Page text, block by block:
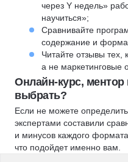
через Y недель»
научиться»;
Сравнивайте
содержание и
Читайте отзывы тех,
а не маркетинговые
Онлайн-курс, ментор
выбрать?
Если не можете
экспертами составили
и минусов каждого
что подойдет именно вам.